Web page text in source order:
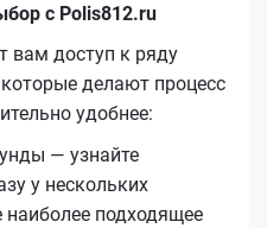
с Polis812.ru
вам доступ к ряду
делают процесс
удобнее:
— узнайте
у нескольких
подходящее